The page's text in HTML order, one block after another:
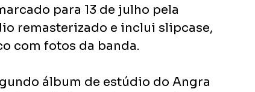
para 13 de julho pela
remasterizado e inclui slipcase,
com fotos da banda.
álbum de estúdio do Angra